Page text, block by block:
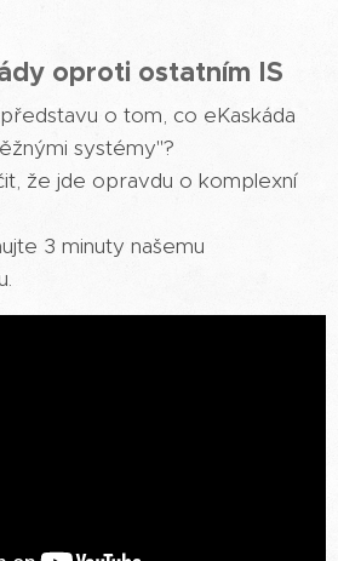
oproti ostatním IS
o tom, co eKaskáda
systémy"?
že jde opravdu o komplexní
3 minuty našemu